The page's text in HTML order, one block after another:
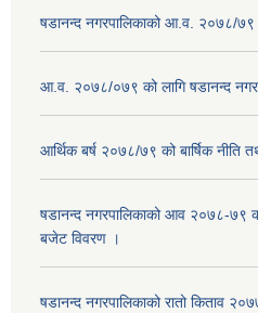
षडानन्द नगरपालिकाको आ.व. २०७८/७९
आ.व. २०७८/०७९ को लागि षडानन्द
आर्थिक बर्ष २०७८/७९ को बार्षिक नीति
षडानन्द नगरपालिकाको आव २०७८-७९
बजेट विवरण ।
षडानन्द नगरपालिकाको रातो किताव